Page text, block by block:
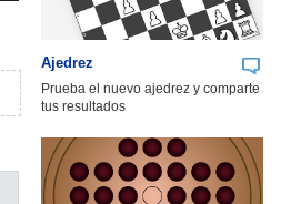
Ajedrez
Prueba el nuevo ajedrez y comparte
tus resultados